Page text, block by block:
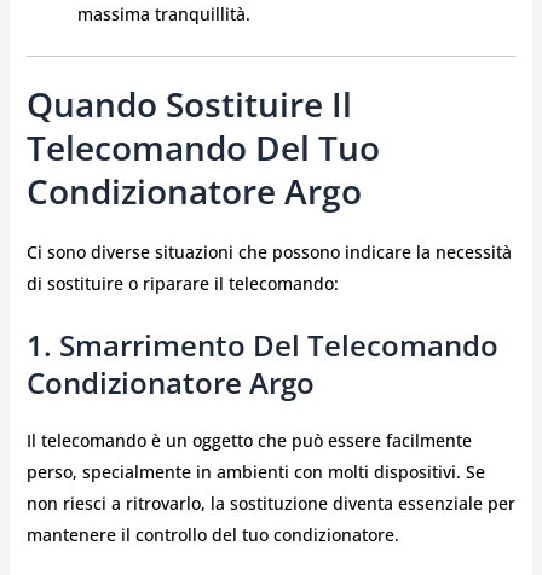
massima tranquillità.
Quando Sostituire Il
Telecomando Del Tuo
Condizionatore Argo
Ci sono diverse situazioni che possono indicare la necessità
di sostituire o riparare il telecomando:
1. Smarrimento Del Telecomando
Condizionatore Argo
Il telecomando è un oggetto che può essere facilmente
perso, specialmente in ambienti con molti dispositivi. Se
non riesci a ritrovarlo, la sostituzione diventa essenziale per
mantenere il controllo del tuo condizionatore.